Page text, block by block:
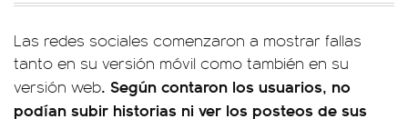
Las redes sociales comenzaron a mostrar fallas
tanto en su versión móvil como también en su
versión web. Según contaron los usuarios, no
podían subir historias ni ver los posteos de sus